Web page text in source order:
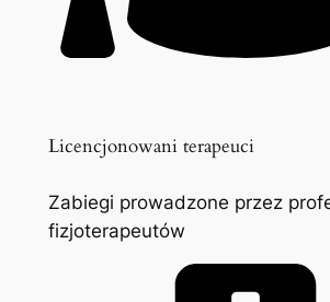
Licencjonowani terapeuci
Zabiegi prowadzone przez
fizjoterapeutów